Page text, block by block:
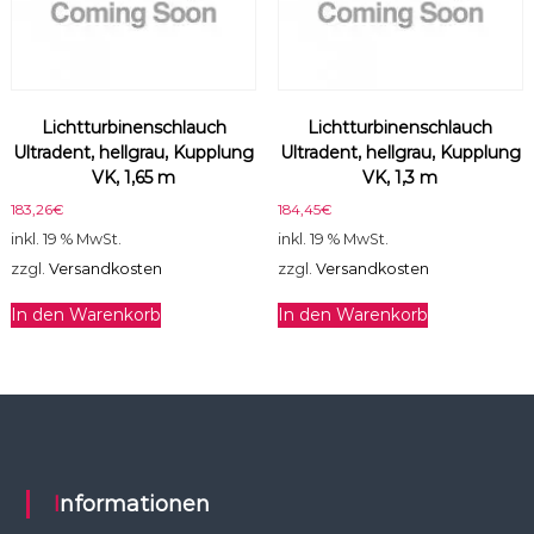
3
M
n
g
e
Lichtturbinenschlauch
Ultradent, hellgrau, Kupplung
VK, 1,65 m
183,26€
inkl. 19 % MwSt.
zzgl. Versandkosten
In den Warenkorb
Lichtturbinenschlauch
Ultradent, hellgrau, Kupplung
VK, 1,3 m
184,45€
inkl. 19 % MwSt.
zzgl. Versandkosten
In den Warenkorb
Informationen